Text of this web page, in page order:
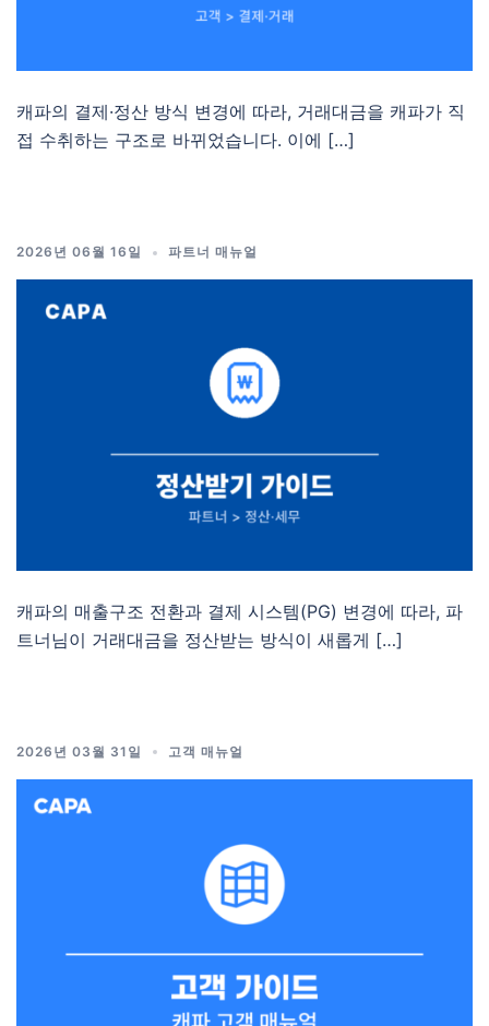
캐파의 결제·정산 방식 변경에 따라, 거래대금을 캐파가 직
접 수취하는 구조로 바뀌었습니다. 이에 […]
2026년 06월 16일 파트너 매뉴얼
캐파의 매출구조 전환과 결제 시스템(PG) 변경에 따라, 파
트너님이 거래대금을 정산받는 방식이 새롭게 […]
2026년 03월 31일 고객 매뉴얼